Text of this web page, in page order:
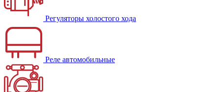
Регуляторы холостого хода
Реле автомобильные